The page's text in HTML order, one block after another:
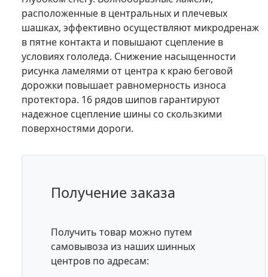
расположенные в центральных и плечевых
шашках, эффективно осуществляют микродренаж
в пятне контакта и повышают сцепление в
условиях гололеда. Снижение насыщенности
рисунка ламелями от центра к краю беговой
дорожки повышает равномерность износа
протектора. 16 рядов шипов гарантируют
надежное сцепление шины со скользкими
поверхностями дороги.
Получение заказа
Получить товар можно путем
самовывоза из наших шинных
центров по адресам: